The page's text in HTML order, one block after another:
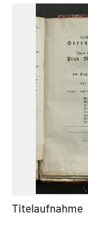
Titelaufnahme